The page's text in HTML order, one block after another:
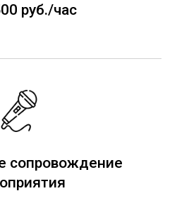
руб./час
сопровождение